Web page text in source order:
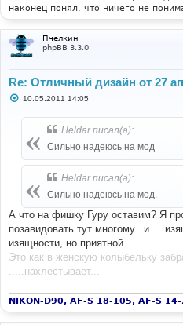
наконец понял, что ничего не
Пчелкин
phpBB 3.3.0
Re: Отличный дизайн от 27
С10.05.2011 14:05
Heldar писал(а):
Сильно надеюсь на мод
Heldar писал(а):
Сильно надеюсь на мод.
А что на фишку Гуру оставим? Я
позавидовать тут многому...и
изящности, но приятной....
Это как в женскую колыбельку
.....нахлестывает...
NIKON-D90, AF-S 18-105, AF-S